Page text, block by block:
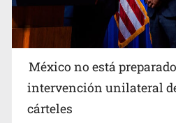
Desapariciones en Jalisco, con
México no está
intervención unilateral
cárteles